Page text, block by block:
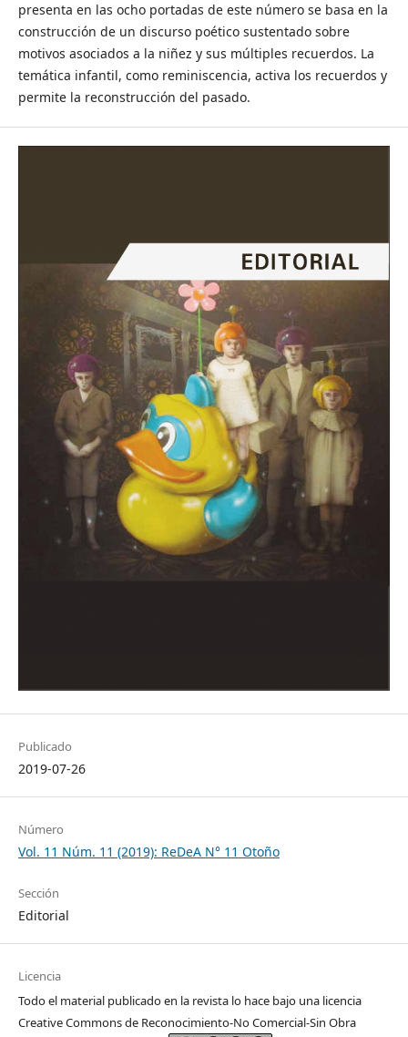
presenta en las ocho portadas de este número se basa en la
construcción de un discurso poético sustentado sobre
motivos asociados a la niñez y sus múltiples recuerdos. La
temática infantil, como reminiscencia, activa los recuerdos y
permite la reconstrucción del pasado.
Publicado
2019-07-26
Número
Vol. 11 Núm. 11 (2019): ReDeA N° 11 Otoño
Sección
Editorial
Licencia
Todo el material publicado en la revista lo hace bajo una licencia
Creative Commons de Reconocimiento-No Comercial-Sin Obra